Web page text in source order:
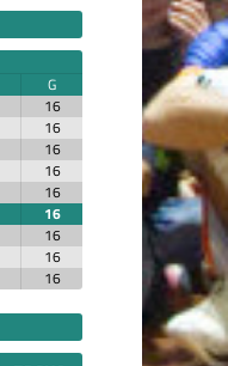
G
16
16
16
16
16
16
16
16
16